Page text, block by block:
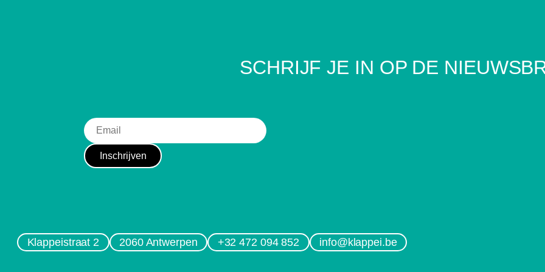
SCHRIJF JE IN OP DE
Klappeistraat 2 2060 Antwerpen +32 472 094 852 info@klappei.be